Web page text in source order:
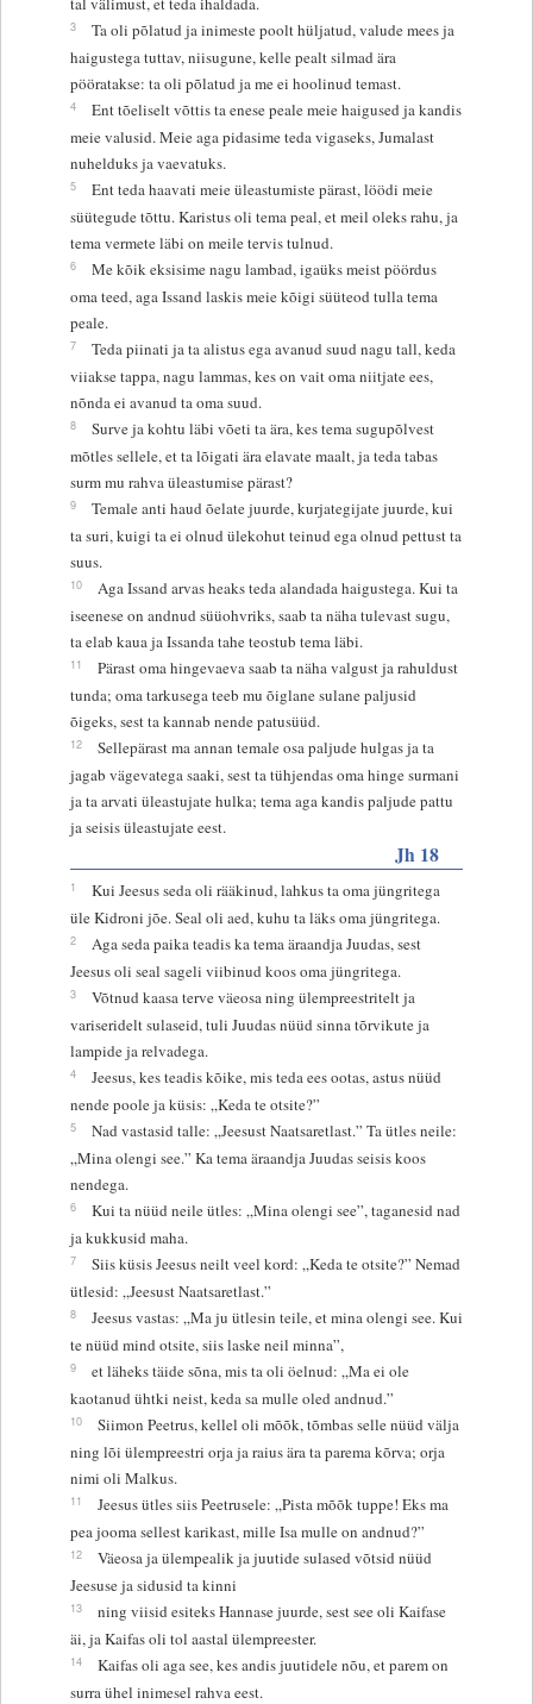
3
Ta oli põlatud ja inimeste poolt hüljatud, valude mees ja
haigustega tuttav, niisugune, kelle pealt silmad ära
pööratakse: ta oli põlatud ja me ei hoolinud temast.
4
Ent tõeliselt võttis ta enese peale meie haigused ja kandis
meie valusid. Meie aga pidasime teda vigaseks, Jumalast
nuhelduks ja vaevatuks.
5
Ent teda haavati meie üleastumiste pärast, löödi meie
süütegude tõttu. Karistus oli tema peal, et meil oleks rahu, ja
tema vermete läbi on meile tervis tulnud.
6
Me kõik eksisime nagu lambad, igaüks meist pöördus
oma teed, aga Issand laskis meie kõigi süüteod tulla tema
peale.
7
Teda piinati ja ta alistus ega avanud suud nagu tall, keda
viiakse tappa, nagu lammas, kes on vait oma niitjate ees,
nõnda ei avanud ta oma suud.
8
Surve ja kohtu läbi võeti ta ära, kes tema sugupõlvest
mõtles sellele, et ta lõigati ära elavate maalt, ja teda tabas
surm mu rahva üleastumise pärast?
9
Temale anti haud õelate juurde, kurjategijate juurde, kui
ta suri, kuigi ta ei olnud ülekohut teinud ega olnud pettust ta
suus.
10
Aga Issand arvas heaks teda alandada haigustega. Kui ta
iseenese on andnud süüohvriks, saab ta näha tulevast sugu,
ta elab kaua ja Issanda tahe teostub tema läbi.
11
Pärast oma hingevaeva saab ta näha valgust ja rahuldust
tunda; oma tarkusega teeb mu õiglane sulane paljusid
õigeks, sest ta kannab nende patusüüd.
12
Sellepärast ma annan temale osa paljude hulgas ja ta
jagab vägevatega saaki, sest ta tühjendas oma hinge surmani
ja ta arvati üleastujate hulka; tema aga kandis paljude pattu
ja seisis üleastujate eest.
Jh 18
1
Kui Jeesus seda oli rääkinud, lahkus ta oma jüngritega
üle Kidroni jõe. Seal oli aed, kuhu ta läks oma jüngritega.
2
Aga seda paika teadis ka tema äraandja Juudas, sest
Jeesus oli seal sageli viibinud koos oma jüngritega.
3
Võtnud kaasa terve väeosa ning ülempreestritelt ja
variseridelt sulaseid, tuli Juudas nüüd sinna tõrvikute ja
lampide ja relvadega.
4
Jeesus, kes teadis kõike, mis teda ees ootas, astus nüüd
nende poole ja küsis: „Keda te otsite?”
5
Nad vastasid talle: „Jeesust Naatsaretlast.” Ta ütles neile:
„Mina olengi see.” Ka tema äraandja Juudas seisis koos
nendega.
6
Kui ta nüüd neile ütles: „Mina olengi see”, taganesid nad
ja kukkusid maha.
7
Siis küsis Jeesus neilt veel kord: „Keda te otsite?” Nemad
ütlesid: „Jeesust Naatsaretlast.”
8
Jeesus vastas: „Ma ju ütlesin teile, et mina olengi see. Kui
te nüüd mind otsite, siis laske neil minna”,
9
et läheks täide sõna, mis ta oli öelnud: „Ma ei ole
kaotanud ühtki neist, keda sa mulle oled andnud.”
10
Siimon Peetrus, kellel oli mõõk, tõmbas selle nüüd välja
ning lõi ülempreestri orja ja raius ära ta parema kõrva; orja
nimi oli Malkus.
11
Jeesus ütles siis Peetrusele: „Pista mõõk tuppe! Eks ma
pea jooma sellest karikast, mille Isa mulle on andnud?”
12
Väeosa ja ülempealik ja juutide sulased võtsid nüüd
Jeesuse ja sidusid ta kinni
13
ning viisid esiteks Hannase juurde, sest see oli Kaifase
äi, ja Kaifas oli tol aastal ülempreester.
14
Kaifas oli aga see, kes andis juutidele nõu, et parem on
surra ühel inimesel rahva eest.